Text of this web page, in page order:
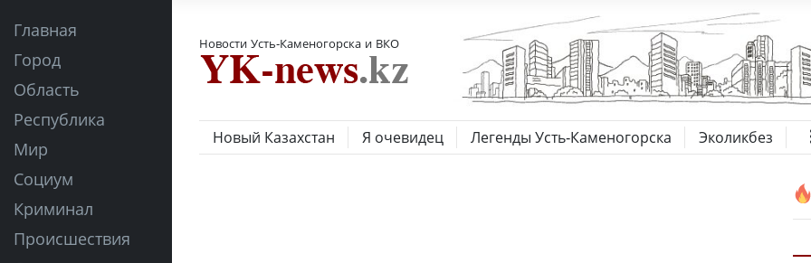
Главная
Город
Область
Республика
Мир
Социум
Криминал
Происшествия
Новости Усть-Каменогорска и ВКО
Новый Казахстан Я очевидец Легенды Усть-Каменогорска Эколикбез